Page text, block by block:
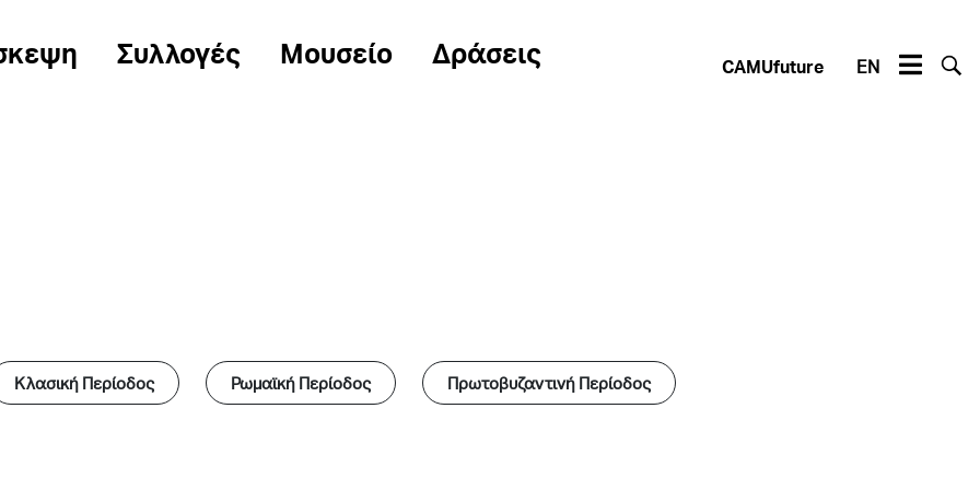
Συλλογές Μουσείο Δράσεις CAMUfuture EN
Κλασική Περίοδος Ρωμαϊκή Περίοδος Πρωτοβυζαντινή Περίοδος